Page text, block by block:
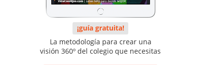
¡guía gratuita!
La metodología para crear una
visión 360º del colegio que necesitas